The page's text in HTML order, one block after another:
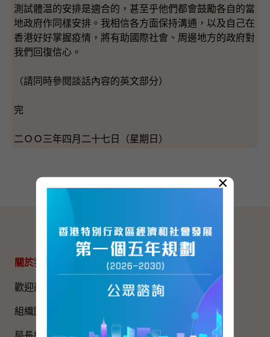
測試體温的安排是適合的，甚至乎他們都會鼓勵各自的當
地政府作同樣安排。我相信各方面保持溝通，以及自己在
香港好好掌握疫情，將有助國際社會、周邊地方的政府對
我們回復信心。
（請同時參閱談話內容的英文部分）
完
二ＯＯ三年四月二十七日（星期日）
網站地圖
關於我們
歡迎辭
組織圖​
專題資料
國家五年規劃
×